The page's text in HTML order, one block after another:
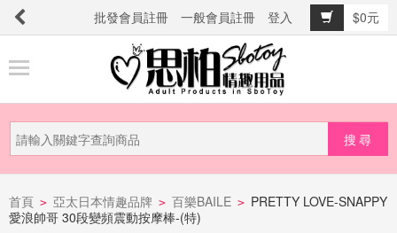
批發會員註冊 一般會員註冊 登入
$0元
品
新
品
上
首頁 > 亞太日本情趣品牌 > 百樂BAILE > PRETTY LOVE-SNAPPY
愛浪帥哥 30段變頻震動按摩棒-(特)